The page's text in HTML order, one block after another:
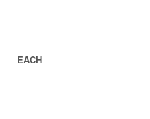
EACH